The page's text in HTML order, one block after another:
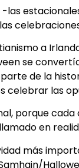
las
a
se
de la
celebrar las
porque
en
más